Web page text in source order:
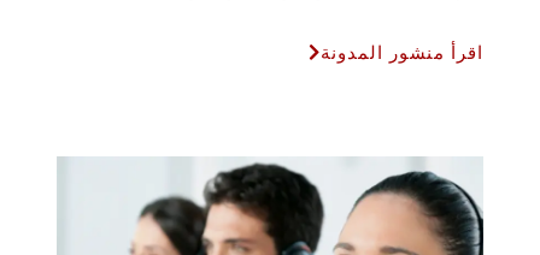
اقرأ منشور المدونة